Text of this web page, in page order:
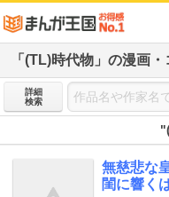
「(TL)時代物」の漫画
詳細
検索
無慈悲な
閨に響く